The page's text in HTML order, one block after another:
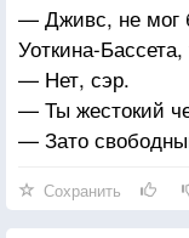
— Дживс, не мог
Уоткина-
— Нет, сэр.
— Ты жестокий
— Зато
Сохранить